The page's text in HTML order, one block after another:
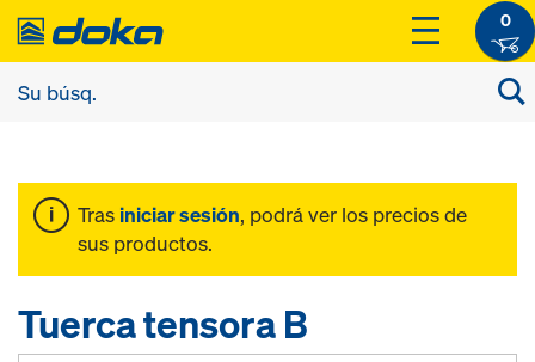
0
Tras iniciar sesión, podrá ver los precios de
sus productos.
Tuerca tensora B